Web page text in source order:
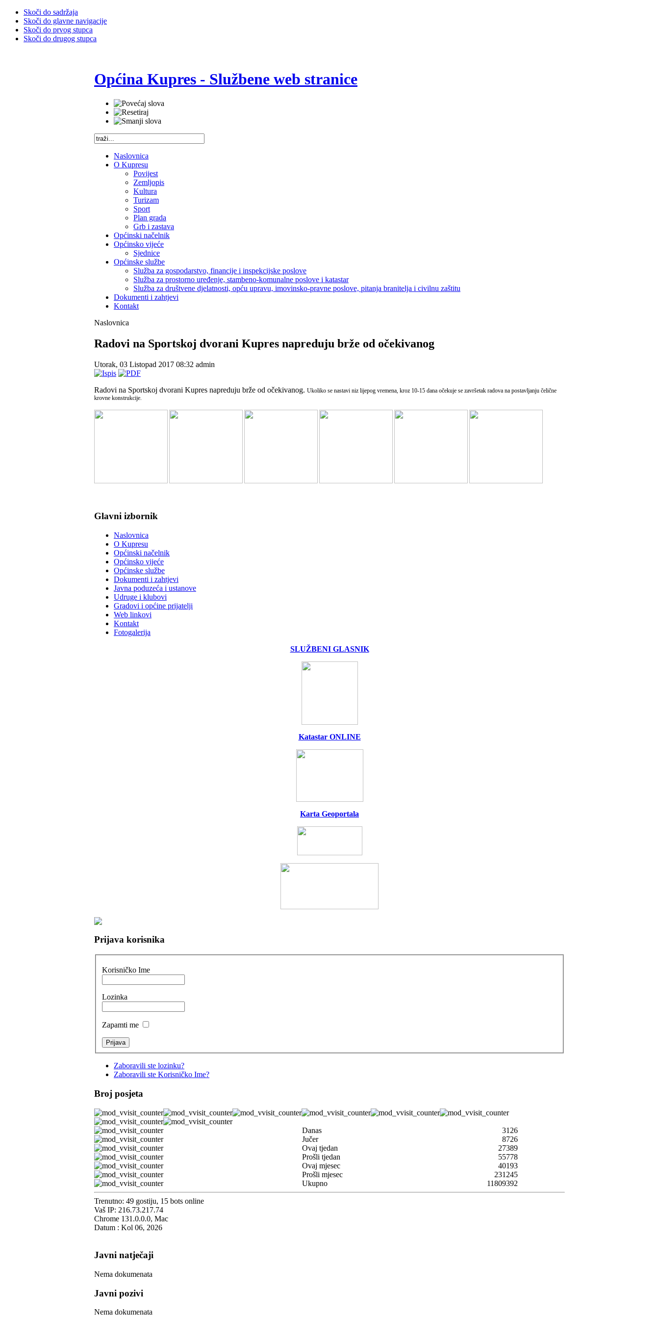
Skoči do sadržaja
Skoči do glavne navigacije
Skoči do prvog stupca
Skoči do drugog stupca
Općina Kupres - Službene web stranice
Naslovnica
O Kupresu
Povijest
Zemljopis
Kultura
Turizam
Sport
Plan grada
Grb i zastava
Općinski načelnik
Općinsko vijeće
Sjednice
Općinske službe
Služba za gospodarstvo, financije i inspekcijske poslove
Služba za prostorno uređenje, stambeno-komunalne poslove i katastar
Služba za društvene djelatnosti, opću upravu, imovinsko-pravne poslove, pitanja branitelja i civilnu zaštitu
Dokumenti i zahtjevi
Kontakt
Naslovnica
Radovi na Sportskoj dvorani Kupres napreduju brže od očekivanog
Utorak, 03 Listopad 2017 08:32 admin
Radovi na Sportskoj dvorani Kupres napreduju brže od očekivanog. Ukoliko se nastavi niz lijepog vremena, kroz 10-15 dana očekuje se završetak radova na postavljanju čelične
krovne konstrukcije
Glavni izbornik
Naslovnica
O Kupresu
Općinski načelnik
Općinsko vijeće
Općinske službe
Dokumenti i zahtjevi
Javna poduzeća i ustanove
Udruge i klubovi
Gradovi i općine prijatelji
Web linkovi
Kontakt
Fotogalerija
SLUŽBENI GLASNIK
Katastar ONLINE
Karta Geoportala
Prijava korisnika
Korisničko Ime
Lozinka
Zapamti me
Zaboravili ste lozinku?
Zaboravili ste Korisničko Ime?
Broj posjeta
Danas
3126
Jučer
8726
Ovaj tjedan
27389
Prošli tjedan
55778
Ovaj mjesec
40193
Prošli mjesec
231245
Ukupno
11809392
Trenutno: 49 gostiju, 15 bots online
Vaš IP: 216.73.217.74
Chrome 131.0.0.0, Mac
Datum : Kol 06, 2026
Javni natječaji
Nema dokumenata
Javni pozivi
Nema dokumenata